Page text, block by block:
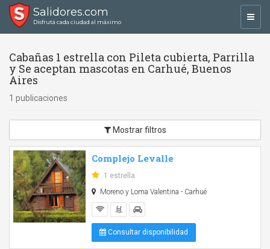
Salidores.com
Disfrutá cada ciudad al máximo
Cabañas 1 estrella con Pileta cubierta, Parrilla
y Se aceptan mascotas en Carhué, Buenos
Aires
1 publicaciones
Mostrar filtros
Complejo Levalle
1 estrella
Moreno y Loma Valentina - Carhué
Consultar disponibilidad